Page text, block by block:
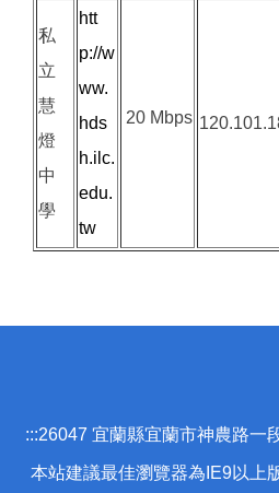
私
立
慧
燈
中
學
htt
p://w
ww.
hds
h.ilc.
edu.
tw
20 Mbps
:::26047 宜蘭縣宜蘭市神農路一
本站建議最佳瀏覽器為IE9以上